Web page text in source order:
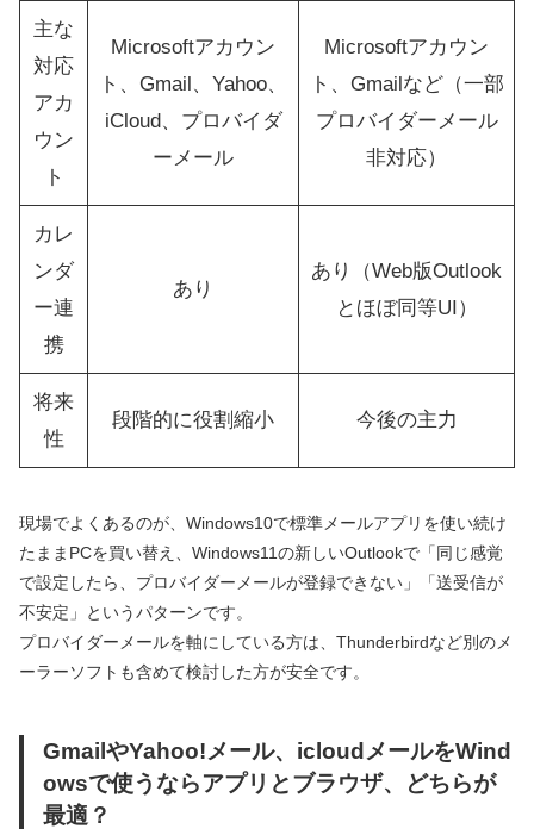
主な
対応
アカ
ウン
ト
Microsoftアカウン
ト、Gmail、Yahoo、
iCloud、プロバイダ
ーメール
Microsoftアカウン
ト、Gmailなど（一部
プロバイダーメール
非対応）
カレ
ンダ
ー連
携
あり
あり（Web版Outlook
とほぼ同等UI）
将来
性
段階的に役割縮小 今後の主力
現場でよくあるのが、Windows10で標準メールアプリを使い続け
たままPCを買い替え、Windows11の新しいOutlookで「同じ感覚
で設定したら、プロバイダーメールが登録できない」「送受信が
不安定」というパターンです。
プロバイダーメールを軸にしている方は、Thunderbirdなど別のメ
ーラーソフトも含めて検討した方が安全です。
GmailやYahoo!メール、icloudメールをWind
owsで使うならアプリとブラウザ、どちらが
最適？